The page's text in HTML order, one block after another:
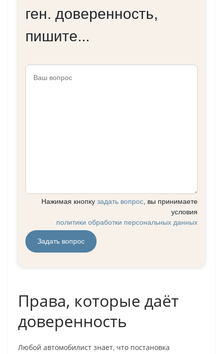
Права, которые даёт
доверенность
Любой автомобилист знает, что постановка